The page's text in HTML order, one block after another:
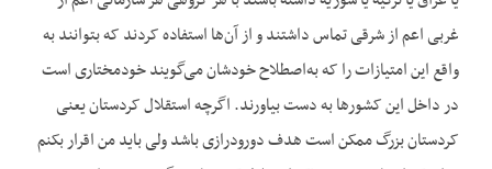
غربی اعم از شرقی تماس داشتند و از آن‌ها استفاده کردند که بتوانند به
واقع این امتیازات را که به‌اصطلاح خودشان می‌گویند خودمختاری است
در داخل این کشورها به دست بیاورند. اگرچه استقلال کردستان یعنی
کردستان بزرگ ممکن است هدف دورودرازی باشد ولی باید من اقرار بکنم